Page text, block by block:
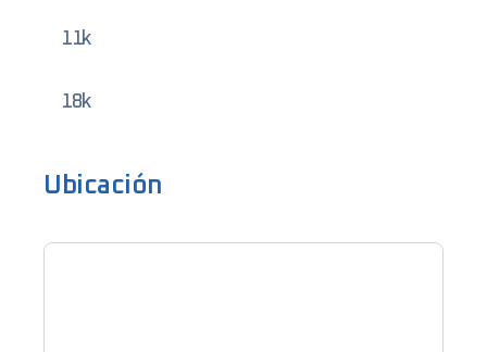
11k
18k
Ubicación